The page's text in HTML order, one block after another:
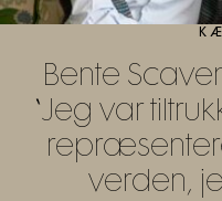
Bente
“Jeg var
verden,